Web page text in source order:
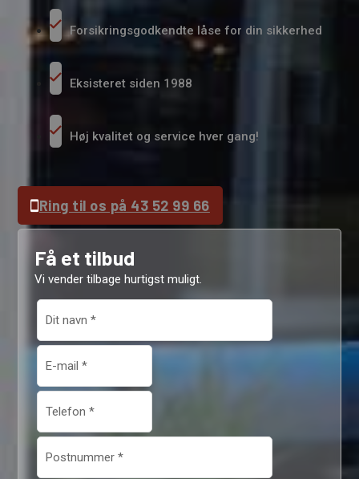
Forsikringsgodkendte låse for din sikkerhed
Eksisteret siden 1988
Høj kvalitet og service hver gang!
Ring til os på 43 52 99 66
Få et tilbud
Vi vender tilbage hurtigst muligt.